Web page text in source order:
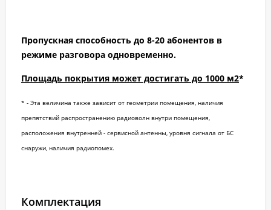
Пропускная способность до 8-20 абонентов в
режиме разговора одновременно.
Площадь покрытия может достигать до 1000 м2*
* - Эта величина также зависит от геометрии помещения, наличия
препятствий распространению радиоволн внутри помещения,
расположения внутренней - сервисной антенны, уровня сигнала от БС
снаружи, наличия радиопомех.
Комплектация